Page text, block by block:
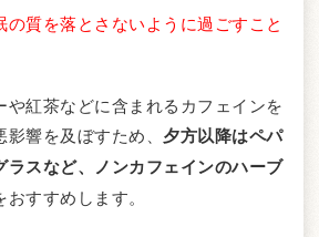
の質を落とさないように過ごすこと
や紅茶などに含まれるカフェインを
響を及ぼすため、 夕方以降はペパ
ラスなど、ノンカフェインのハーブ
おすすめします。